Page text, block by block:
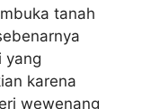
tanah
yang
karena
wewenang